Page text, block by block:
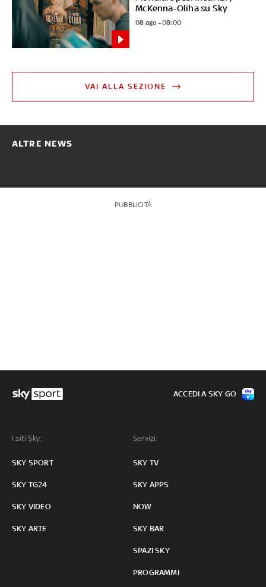
McKenna-Oliha su Sky
08 ago - 08:00
VAI ALLA SEZIONE
ALTRE NEWS
PUBBLICITÀ
I siti Sky:
SKY SPORT
SKY TG24
SKY VIDEO
SKY ARTE
Servizi:
SKY TV
SKY APPS
NOW
SKY BAR
SPAZI SKY
PROGRAMMI
ACCEDI A SKY GO